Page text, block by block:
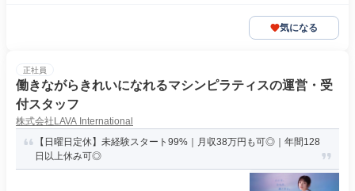
気になる
正社員
働きながらきれいになれるマシンピラティスの運営・受
付スタッフ
株式会社LAVA International
【日曜日定休】未経験スタート99%｜月収38万円も可◎｜年間128
日以上休み可◎